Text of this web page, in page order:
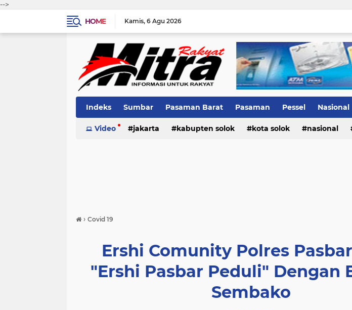
-->
HOME
Kamis 6 Agu 2026
Indeks Sumbar Pasaman Barat Pasaman Pessel Nasional
Pariaman Kota Solok Bank Nagari Kab.Solok
Video jakarta kabupten solok kota solok nasional
› Covid 19
Ershi Comunity Polres
"Ershi Pasbar Peduli" Dengan
Sembako